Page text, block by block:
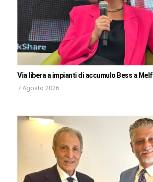
Via libera a impianti di accumulo Bess a
7 Agosto 2026